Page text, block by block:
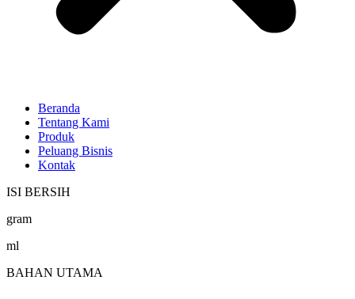
Beranda
Tentang Kami
Produk
Peluang Bisnis
Kontak
ISI BERSIH
gram
ml
BAHAN UTAMA